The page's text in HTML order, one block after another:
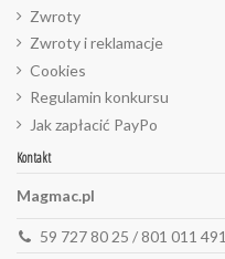
Zwroty
Zwroty i reklamacje
Cookies
Regulamin konkursu
Jak zapłacić PayPo
Kontakt
Magmac.pl
59 727 80 25 / 801 011 491